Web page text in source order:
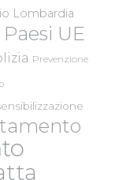
Lombardia
UE
Prevenzione